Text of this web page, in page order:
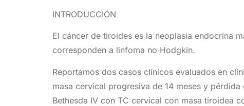
INTRODUCCIÓN
El cáncer de tiroides es la neoplasia endocrina
corresponden a linfoma no Hodgkin.
Reportamos dos casos clínicos evaluados en
masa cervical progresiva de 14 meses y
Bethesda IV con TC cervical con masa tiroidea